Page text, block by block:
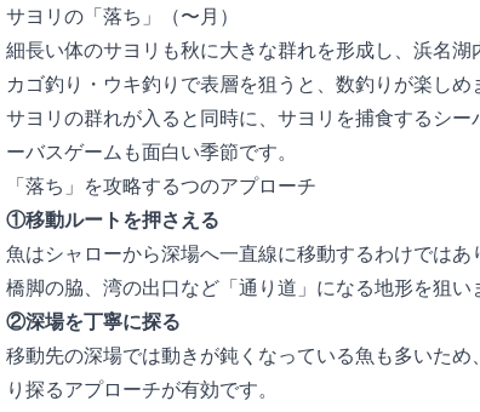
サヨリの「落ち」（10〜11月）
細長い体のサヨリも秋に大きな群れを形成し、浜名湖
カゴ釣り・ウキ釣りで表層を狙うと、数釣りが楽しめ
サヨリの群れが入ると同時に、サヨリを捕食するシ
ーバスゲームも面白い季節です。
「落ち」を攻略する3つのアプローチ
①移動ルートを押さえる
魚はシャローから深場へ一直線に移動するわけではあ
橋脚の脇、湾の出口など「通り道」になる地形を狙い
②深場を丁寧に探る
移動先の深場では動きが鈍くなっている魚も多いた
り探るアプローチが有効です。